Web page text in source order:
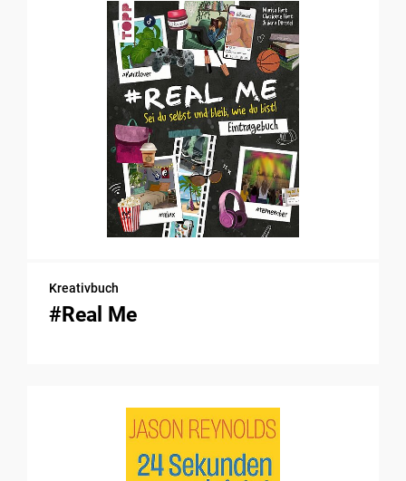
Kreativbuch
#Real Me